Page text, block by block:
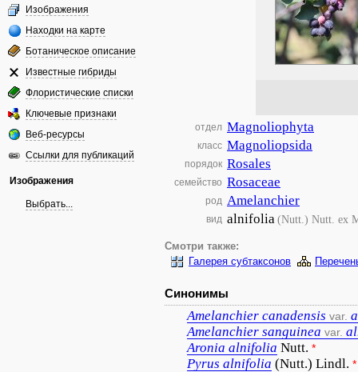
Изображения
Находки на карте
Ботаническое описание
Известные гибриды
Флористические списки
Ключевые признаки
Веб-ресурсы
Ссылки для публикаций
Изображения
Выбрать...
отдел Magnoliophyta
класс Magnoliopsida
порядок Rosales
семейство Rosaceae
род Amelanchier
вид alnifolia(Nutt.) Nutt. ex
Смотри также:
Галерея субтаксонов
Синонимы
Amelanchier canadensis var.
Amelanchier sanguinea var.
Aronia alnifolia Nutt. *
Pyrus alnifolia (Nutt.) Lindl. *